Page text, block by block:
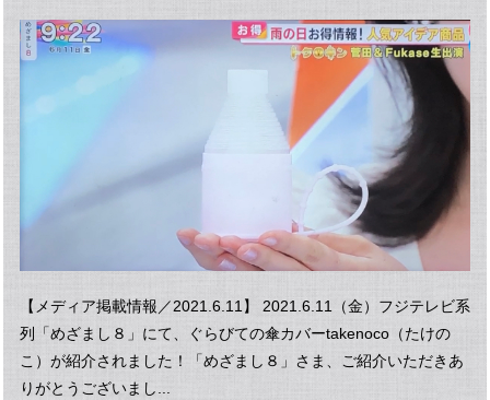
【メディア掲載情報／2021.6.11】 2021.6.11（金）フジテレビ系
列「めざまし８」にて、ぐらびての傘カバーtakenoco（たけの
こ）が紹介されました！「めざまし８」さま、ご紹介いただきあ
りがとうございまし...